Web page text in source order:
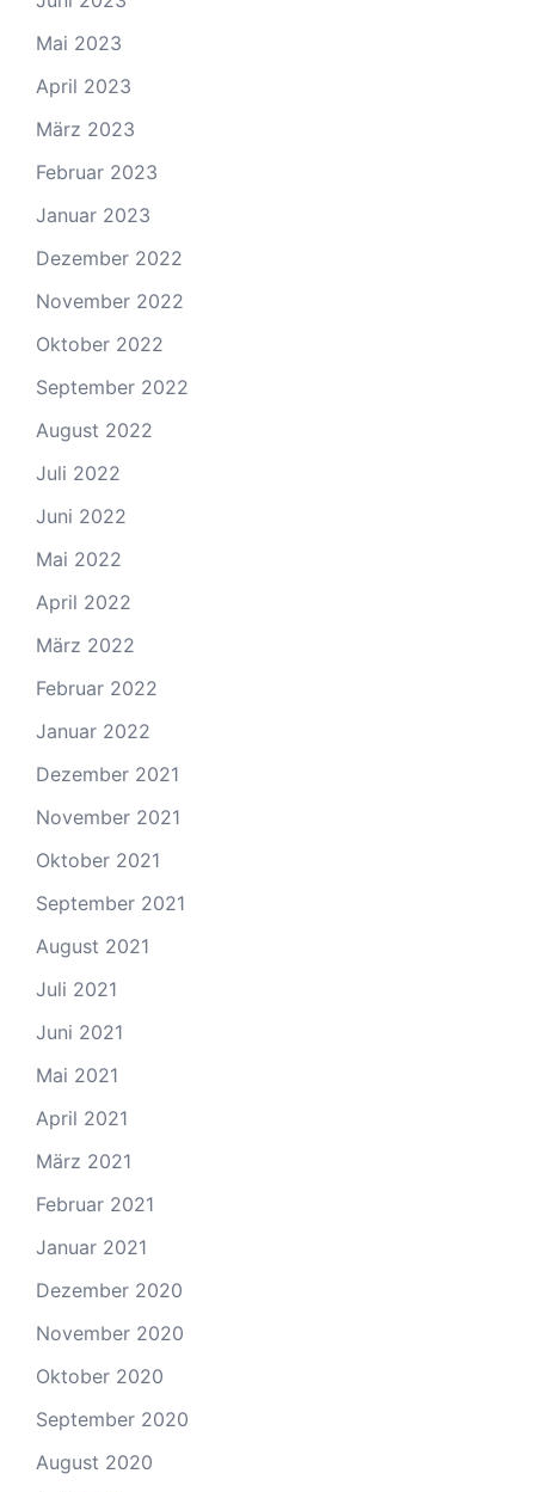
Mai 2023
April 2023
März 2023
Februar 2023
Januar 2023
Dezember 2022
November 2022
Oktober 2022
September 2022
August 2022
Juli 2022
Juni 2022
Mai 2022
April 2022
März 2022
Februar 2022
Januar 2022
Dezember 2021
November 2021
Oktober 2021
September 2021
August 2021
Juli 2021
Juni 2021
Mai 2021
April 2021
März 2021
Februar 2021
Januar 2021
Dezember 2020
November 2020
Oktober 2020
September 2020
August 2020